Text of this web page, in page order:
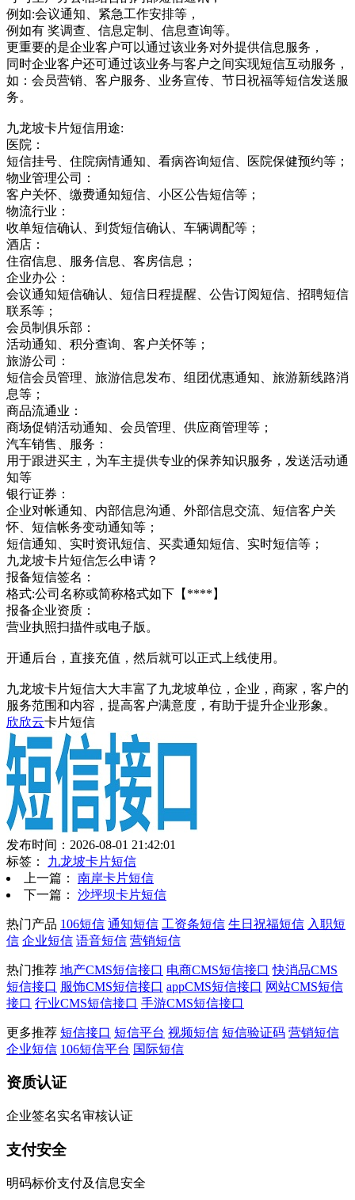
例如:会议通知、紧急工作安排等，
例如有 奖调查、信息定制、信息查询等。
更重要的是企业客户可以通过该业务对外提供信息服务，
同时企业客户还可通过该业务与客户之间实现短信互动服务，
如：会员营销、客户服务、业务宣传、节日祝福等短信发送服
务。
九龙坡卡片短信用途:
医院：
短信挂号、住院病情通知、看病咨询短信、医院保健预约等；
物业管理公司：
客户关怀、缴费通知短信、小区公告短信等；
物流行业：
收单短信确认、到货短信确认、车辆调配等；
酒店：
住宿信息、服务信息、客房信息；
企业办公：
会议通知短信确认、短信日程提醒、公告订阅短信、招聘短信
联系等；
会员制俱乐部：
活动通知、积分查询、客户关怀等；
旅游公司：
短信会员管理、旅游信息发布、组团优惠通知、旅游新线路消
息等；
商品流通业：
商场促销活动通知、会员管理、供应商管理等；
汽车销售、服务：
用于跟进买主，为车主提供专业的保养知识服务，发送活动通
知等
银行证券：
企业对帐通知、内部信息沟通、外部信息交流、短信客户关
怀、短信帐务变动通知等；
短信通知、实时资讯短信、买卖通知短信、实时短信等；
九龙坡卡片短信怎么申请？
报备短信签名：
格式:公司名称或简称格式如下【****】
报备企业资质：
营业执照扫描件或电子版。
开通后台，直接充值，然后就可以正式上线使用。
九龙坡卡片短信大大丰富了九龙坡单位，企业，商家，客户的
服务范围和内容，提高客户满意度，有助于提升企业形象。
欣欣云卡片短信
发布时间：2026-08-01 21:42:01
标签： 九龙坡卡片短信
上一篇： 南岸卡片短信
下一篇： 沙坪坝卡片短信
热门产品 106短信 通知短信 工资条短信 生日祝福短信 入职短
信 企业短信 语音短信 营销短信
热门推荐 地产CMS短信接口 电商CMS短信接口 快消品CMS
短信接口 服饰CMS短信接口 appCMS短信接口 网站CMS短信
接口 行业CMS短信接口 手游CMS短信接口
更多推荐 短信接口 短信平台 视频短信 短信验证码 营销短信
企业短信 106短信平台 国际短信
资质认证
企业签名实名审核认证
支付安全
明码标价支付及信息安全